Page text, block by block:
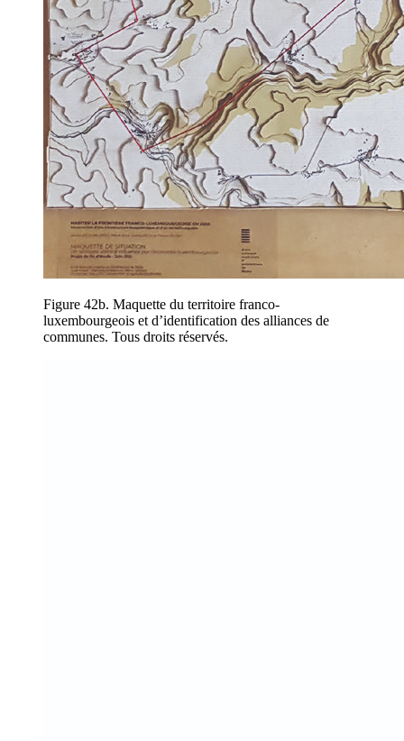
Figure 42b. Maquette du territoire franco-
luxembourgeois et d’identification des alliances de
communes. Tous droits réservés.